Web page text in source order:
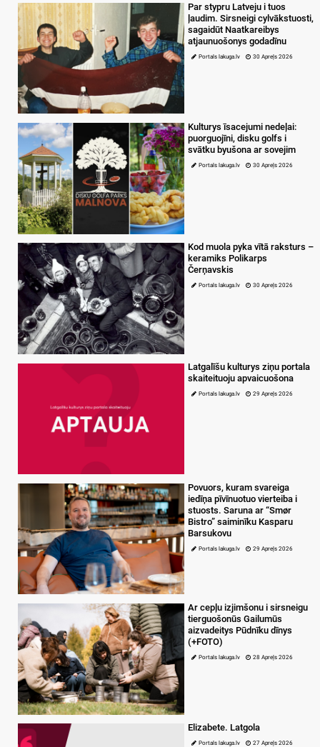
Par stypru Latveju i tuos
ļaudim. Sirsneigi cylvākstuosti,
sagaidūt Naatkareibys
atjaunuošonys godadīnu
Portals lakuga.lv 30 Apreļs 2026
Kulturys īsacejumi nedeļai:
puorguojīni, disku golfs i
svātku byušona ar sovejim
Portals lakuga.lv 30 Apreļs 2026
Kod muola pyka vītā raksturs –
keramiks Polikarps
Čerņavskis
Portals lakuga.lv 30 Apreļs 2026
Latgalīšu kulturys ziņu portala
skaiteituoju apvaicuošona
Portals lakuga.lv 29 Apreļs 2026
Povuors, kuram svareiga
iedīņa pīvīnuotuo vierteiba i
stuosts. Saruna ar “Smør
Bistro” saiminīku Kasparu
Barsukovu
Portals lakuga.lv 29 Apreļs 2026
Ar cepļu izjimšonu i sirsneigu
tierguošonūs Gailumūs
aizvadeitys Pūdnīku dīnys
(+FOTO)
Portals lakuga.lv 28 Apreļs 2026
Elizabete. Latgola
Portals lakuga.lv 27 Apreļs 2026